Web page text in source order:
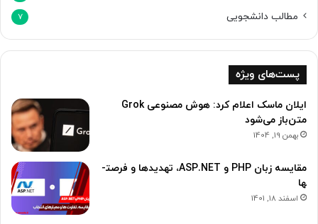
مطالب دانشجویی 7
پست‌های ویژه
ایلان ماسک اعلام کرد: هوش مصنوعی Grok
متن‌باز می‌شود
بهمن 19, 1404
مقایسه زبان PHP و ASP.NET، تهدید­ها و فرصت­
ها
اسفند 18, 1401